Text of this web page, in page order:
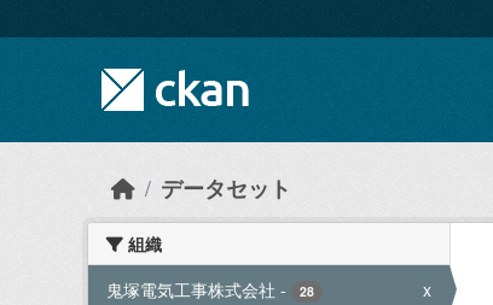
データセット
組織
鬼塚電気工事株式会社 - 28 x